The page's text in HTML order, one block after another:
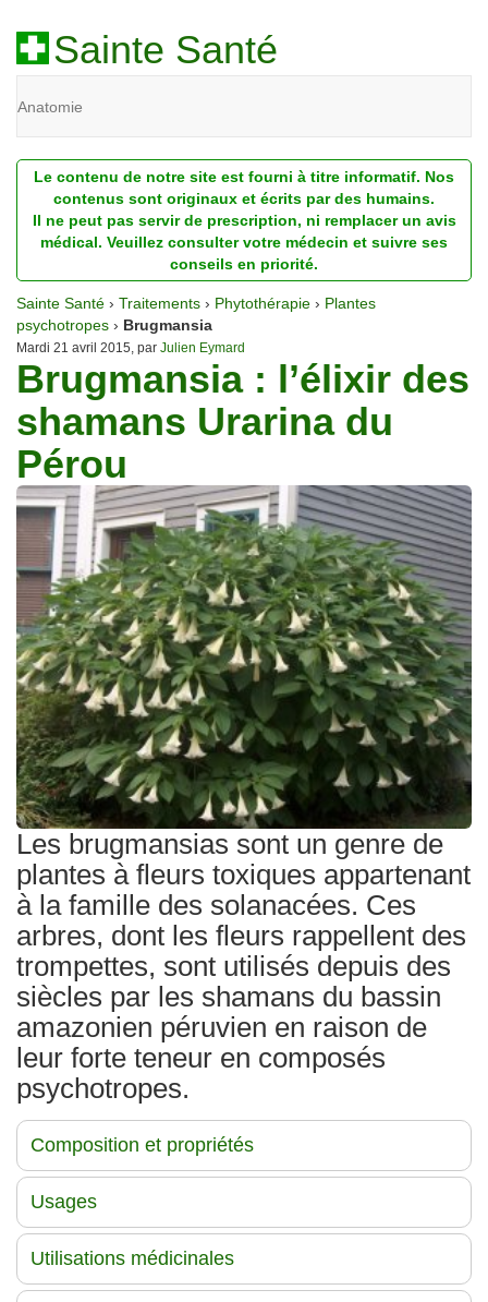
Sainte Santé
Anatomie
Diagnostic
Dossiers
Homéopathie
Nutrition
Pathologie
Psychologie
Recherches
Traitements
Le contenu de notre site est fourni à titre informatif. Nos
contenus sont originaux et écrits par des humains.
Il ne peut pas servir de prescription, ni remplacer un avis
médical. Veuillez consulter votre médecin et suivre ses
conseils en priorité.
Sainte Santé › Traitements › Phytothérapie › Plantes
psychotropes › Brugmansia
Mardi 21 avril 2015, par Julien Eymard
Brugmansia : l’élixir des
shamans Urarina du
Pérou
Les brugmansias sont un genre de
plantes à fleurs toxiques appartenant
à la famille des solanacées. Ces
arbres, dont les fleurs rappellent des
trompettes, sont utilisés depuis des
siècles par les shamans du bassin
amazonien péruvien en raison de
leur forte teneur en composés
psychotropes.
Composition et propriétés
Usages
Utilisations médicinales